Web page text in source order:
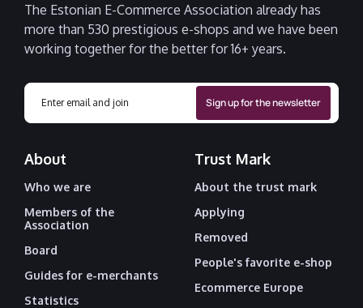
The Estonian E-Commerce Association already has
more than 530 prestigious e-shops and we have been
working together for the better for 16+ years.
About
Who we are
Members of the
Association
Board
Guides for e-merchants
Statistics
Trust Mark
About the trust mark
Applying
Removed
People's favorite e-shop
Ecommerce Europe